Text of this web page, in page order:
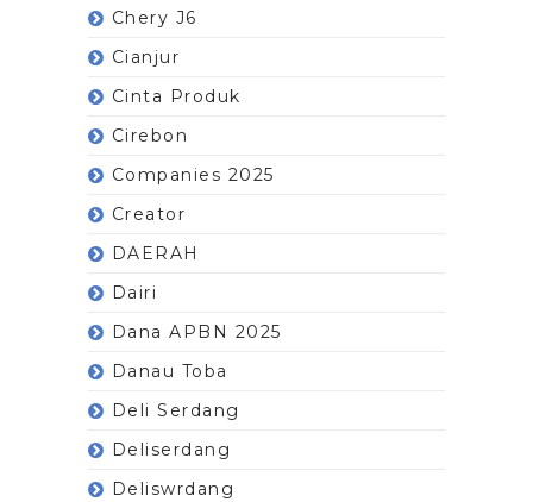
Chery J6
Cianjur
Cinta Produk
Cirebon
Companies 2025
Creator
DAERAH
Dairi
Dana APBN 2025
Danau Toba
Deli Serdang
Deliserdang
Deliswrdang